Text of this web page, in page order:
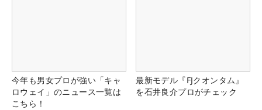
今年も男女プロが強い「キャ
ロウェイ」のニュース一覧は
こちら！
最新モデル『FJクオンタム』
を石井良介プロがチェック